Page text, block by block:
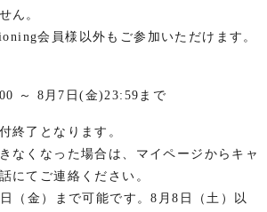
ん。
会員様以外もご参加いただけます。
～ 8月7日(金)23:59まで
終了となります。
なくなった場合は、マイページからキャ
にてご連絡ください。
（金）まで可能です。8月8日（土）以